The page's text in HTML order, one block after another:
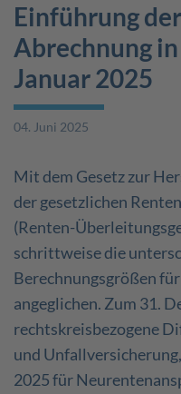
Einführung
Abrechnung
Januar 2025
04. Juni 2025
Mit dem Gesetz zur
der gesetzlichen
(Renten-
schrittweise die
Berechnungsgrößen
angeglichen. Zum 31.
rechtskreisbezogene
und
2025 für